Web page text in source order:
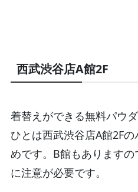
西武渋谷店A館2F
着替えができる無料パウ
ひとは西武渋谷店A館2F
めです。B館もあります
に注意が必要です。